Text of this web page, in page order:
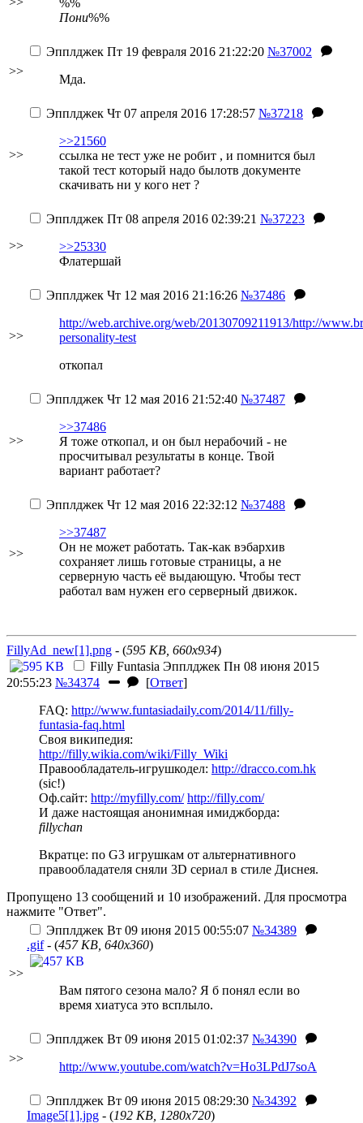
%%
Пони%%
>>
Эпплджек Пт 19 февраля 2016 21:22:20 №37002
Мда.
>>
Эпплджек Чт 07 апреля 2016 17:28:57 №37218
>>21560
ссылка не тест уже не робит , и помнится был
такой тест который надо былотв документе
скачивать ни у кого нет ?
>>
Эпплджек Пт 08 апреля 2016 02:39:21 №37223
>>25330
Флатершай
>>
Эпплджек Чт 12 мая 2016 21:16:26 №37486
http://web.archive.org/web/20130709211913/http://
personality-test
откопал
>>
Эпплджек Чт 12 мая 2016 21:52:40 №37487
>>37486
Я тоже откопал, и он был нерабочий - не
просчитывал результаты в конце. Твой
вариант работает?
>>
Эпплджек Чт 12 мая 2016 22:32:12 №37488
>>37487
Он не может работать. Так-как вэбархив
сохраняет лишь готовые страницы, а не
серверную часть её выдающую. Чтобы тест
работал вам нужен его серверный движок.
FillyAd_new[1].png - (595 KB, 660x934)
Filly Funtasia Эпплджек Пн 08 июня 2015
20:55:23 №34374 [Ответ]
FAQ: http://www.funtasiadaily.com/2014/11/filly-
funtasia-faq.html
Своя википедия:
http://filly.wikia.com/wiki/Filly_Wiki
Правообладатель-игрушкодел: http://dracco.com.hk
(sic!)
Оф.сайт: http://myfilly.com/ http://filly.com/
И даже настоящая анонимная имиджборда:
fillychan
Вкратце: по G3 игрушкам от альтернативного
правообладателя сняли 3D сериал в стиле Диснея.
Пропущено 13 сообщений и 10 изображений. Для просмотра
нажмите "Ответ".
>>
Эпплджек Вт 09 июня 2015 00:55:07 №34389
.gif- (457 KB, 640x360)
Вам пятого сезона мало? Я б понял если во
время хиатуса это всплыло.
>>
Эпплджек Вт 09 июня 2015 01:02:37 №34390
http://www.youtube.com/watch?v=Ho3LPdJ7soA
Эпплджек Вт 09 июня 2015 08:29:30 №34392
Image5[1].jpg - (192 KB, 1280x720)